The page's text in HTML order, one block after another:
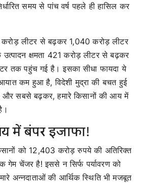
समय से पांच वर्ष पहले ही हासिल कर
लीटर से बढ़कर 1,040 करोड़ लीटर
क्षमता 421 करोड़ लीटर से बढ़कर
तक पहुंच गई है। इसका सीधा फायदा ये
कम हुआ है, विदेशी मुद्रा की बचत हुई
और सबसे बढ़कर, हमारे किसानों की आय में
में बंपर इजाफा!
को 12,403 करोड़ रुपये की अतिरिक्त
चेंजर है! इससे न सिर्फ पर्यावरण को
अन्नदाताओं की आर्थिक स्थिति भी मजबूत